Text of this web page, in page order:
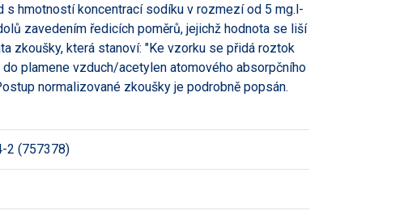
hmotností koncentrací sodíku v rozmezí od 5 mg.l-
zavedením ředicích poměrů, jejichž hodnota se liší
zkoušky, která stanoví: "Ke vzorku se přidá roztok
plamene vzduch/acetylen atomového absorpčního
normalizované zkoušky je podrobně popsán.
2 (757378)